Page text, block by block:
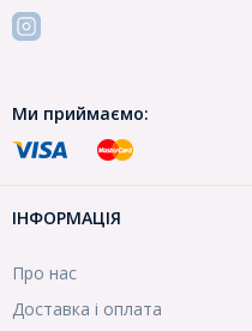
Ми приймаємо:
ІНФОРМАЦІЯ
Про нас
Доставка і оплата